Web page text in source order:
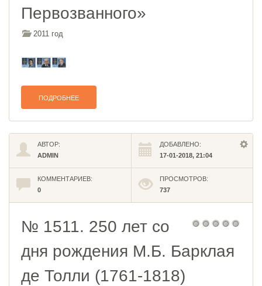
Первозванного»
2011 год
ПОДРОБНЕЕ
АВТОР:
ADMIN
ДОБАВЛЕНО:
17-01-2018, 21:04
КОММЕНТАРИЕВ:
0
ПРОСМОТРОВ:
737
№ 1511. 250 лет со
дня рождения М.Б. Барклая
де Толли (1761-1818)